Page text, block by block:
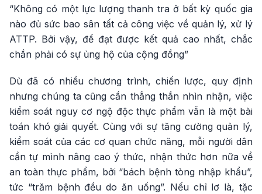
“Không có một lực lượng thanh tra ở bất kỳ quốc gia
nào đủ sức bao sân tất cả công việc về quản lý, xử lý
ATTP. Bởi vậy, để đạt được kết quả cao nhất, chắc
chắn phải có sự ủng hộ của cộng đồng”
Dù đã có nhiều chương trình, chiến lược, quy định
nhưng chúng ta cũng cần thẳng thắn nhìn nhận, việc
kiểm soát nguy cơ ngộ độc thực phẩm vẫn là một bài
toán khó giải quyết. Cùng với sự tăng cường quản lý,
kiểm soát của các cơ quan chức năng, mỗi người dân
cần tự mình nâng cao ý thức, nhận thức hơn nữa về
an toàn thực phẩm, bởi “bách bệnh tòng nhập khẩu”,
tức “trăm bệnh đều do ăn uống”. Nếu chỉ lơ là, tặc